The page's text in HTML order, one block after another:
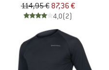
114,95 € 87,36 €
4,0(2)